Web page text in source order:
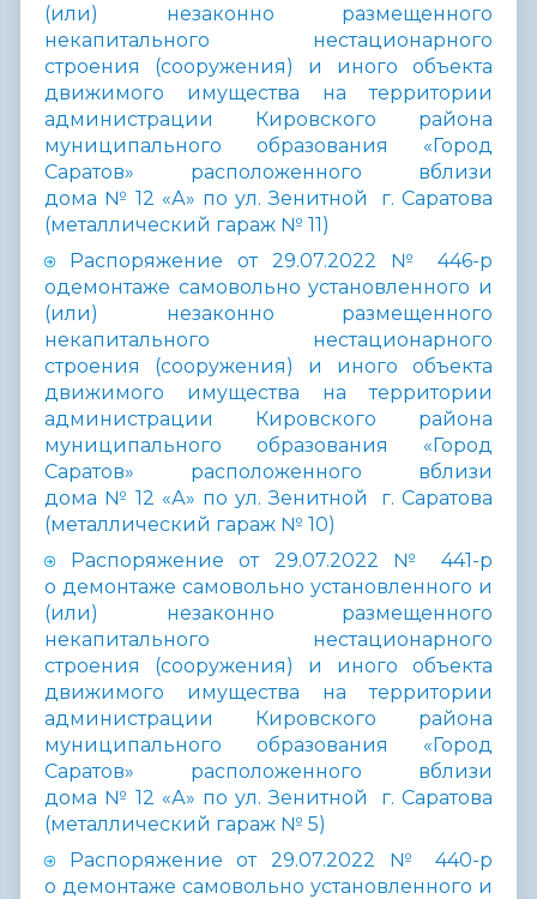
(или) незаконно размещенного
некапитального нестационарного
строения (сооружения) и иного объекта
движимого имущества на территории
администрации Кировского района
муниципального образования «Город
Саратов» расположенного вблизи
дома № 12 «А» по ул. Зенитной г. Саратова
(металлический гараж № 11)
Распоряжение от 29.07.2022 № 446-р
одемонтаже самовольно установленного и
(или) незаконно размещенного
некапитального нестационарного
строения (сооружения) и иного объекта
движимого имущества на территории
администрации Кировского района
муниципального образования «Город
Саратов» расположенного вблизи
дома № 12 «А» по ул. Зенитной г. Саратова
(металлический гараж № 10)
Распоряжение от 29.07.2022 № 441-р
о демонтаже самовольно установленного и
(или) незаконно размещенного
некапитального нестационарного
строения (сооружения) и иного объекта
движимого имущества на территории
администрации Кировского района
муниципального образования «Город
Саратов» расположенного вблизи
дома № 12 «А» по ул. Зенитной г. Саратова
(металлический гараж № 5)
Распоряжение от 29.07.2022 № 440-р
о демонтаже самовольно установленного и